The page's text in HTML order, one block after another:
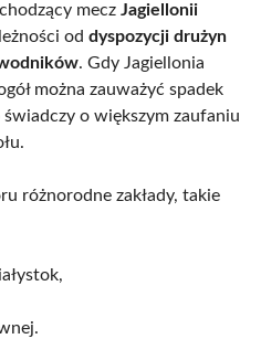
mecz Jagiellonii
od dyspozycji drużyn
. Gdy Jagiellonia
można zauważyć spadek
o większym zaufaniu
różnorodne zakłady, takie